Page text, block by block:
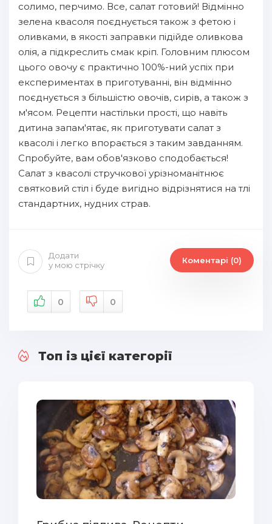
солимо, перчимо. Все, салат готовий! Відмінно
зелена квасоля поєднується також з фетою і
оливками, в якості заправки підійде оливкова
олія, а підкреслить смак кріп. Головним плюсом
цього овочу є практично 100%-ний успіх при
експериментах в приготуванні, він відмінно
поєднується з більшістю овочів, сирів, а також з
м'ясом. Рецепти настільки прості, що навіть
дитина запам'ятає, як приготувати салат з
квасолі і легко впорається з таким завданням.
Спробуйте, вам обов'язково сподобається!
Салат з квасолі стручкової урізноманітнює
святковий стіл і буде вигідно відрізнятися на тлі
стандартних, нудних страв.
Додати
у мою стрічку
Коментарі (0)
0 0
Топ із цієї категорії